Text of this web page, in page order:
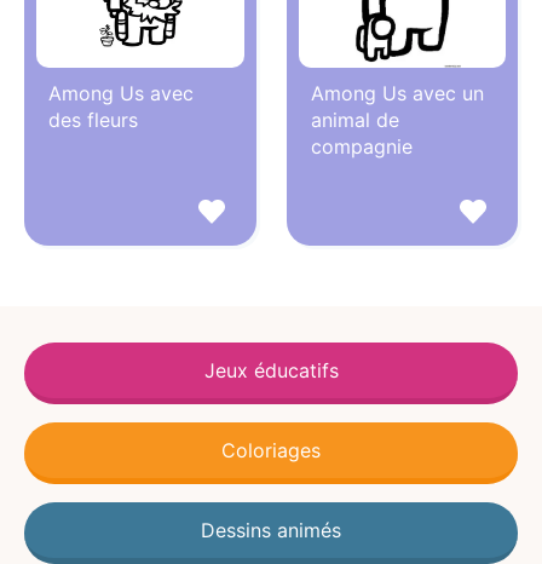
Among Us avec
des fleurs
Among Us avec un
animal de
compagnie
Jeux éducatifs
Coloriages
Dessins animés